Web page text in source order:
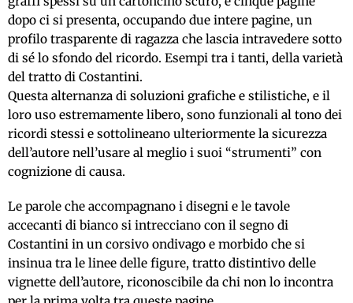
dopo ci si presenta, occupando due intere pagine, un
profilo trasparente di ragazza che lascia intravedere sotto
di sé lo sfondo del ricordo. Esempi tra i tanti, della varietà
del tratto di Costantini.
Questa alternanza di soluzioni grafiche e stilistiche, e il
loro uso estremamente libero, sono funzionali al tono dei
ricordi stessi e sottolineano ulteriormente la sicurezza
dell’autore nell’usare al meglio i suoi “strumenti” con
cognizione di causa.
Le parole che accompagnano i disegni e le tavole
accecanti di bianco si intrecciano con il segno di
Costantini in un corsivo ondivago e morbido che si
insinua tra le linee delle figure, tratto distintivo delle
vignette dell’autore, riconoscibile da chi non lo incontra